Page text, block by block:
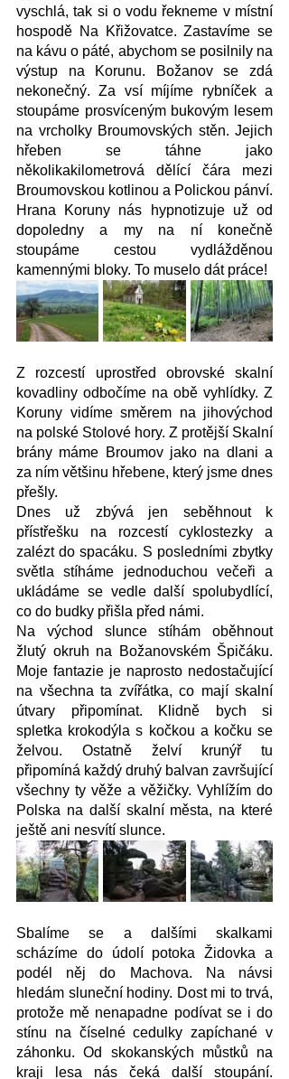
vyschlá, tak si o vodu řekneme v místní
hospodě Na Křižovatce. Zastavíme se
na kávu o páté, abychom se posilnily na
výstup na Korunu. Božanov se zdá
nekonečný. Za vsí míjíme rybníček a
stoupáme prosvíceným bukovým lesem
na vrcholky Broumovských stěn. Jejich
hřeben se táhne jako
několikakilometrová dělící čára mezi
Broumovskou kotlinou a Polickou pánví.
Hrana Koruny nás hypnotizuje už od
dopoledny a my na ní konečně
stoupáme cestou vydlážděnou
kamennými bloky. To muselo dát práce!
Z rozcestí uprostřed obrovské skalní
kovadliny odbočíme na obě vyhlídky. Z
Koruny vidíme směrem na jihovýchod
na polské Stolové hory. Z protější Skalní
brány máme Broumov jako na dlani a
za ním většinu hřebene, který jsme dnes
přešly.
Dnes už zbývá jen seběhnout k
přístřešku na rozcestí cyklostezky a
zalézt do spacáku. S posledními zbytky
světla stíháme jednoduchou večeři a
ukládáme se vedle další spolubydlící,
co do budky přišla před námi.
Na východ slunce stíhám oběhnout
žlutý okruh na Božanovském Špičáku.
Moje fantazie je naprosto nedostačující
na všechna ta zvířátka, co mají skalní
útvary připomínat. Klidně bych si
spletka krokodýla s kočkou a kočku se
želvou. Ostatně želví krunýř tu
připomíná každý druhý balvan završující
všechny ty věže a věžičky. Vyhlížím do
Polska na další skalní města, na které
ještě ani nesvítí slunce.
Sbalíme se a dalšími skalkami
scházíme do údolí potoka Židovka a
podél něj do Machova. Na návsi
hledám sluneční hodiny. Dost mi to trvá,
protože mě nenapadne podívat se i do
stínu na číselné cedulky zapíchané v
záhonku. Od skokanských můstků na
kraji lesa nás čeká další stoupání.